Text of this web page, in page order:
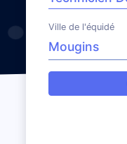
Ville de l'équidé